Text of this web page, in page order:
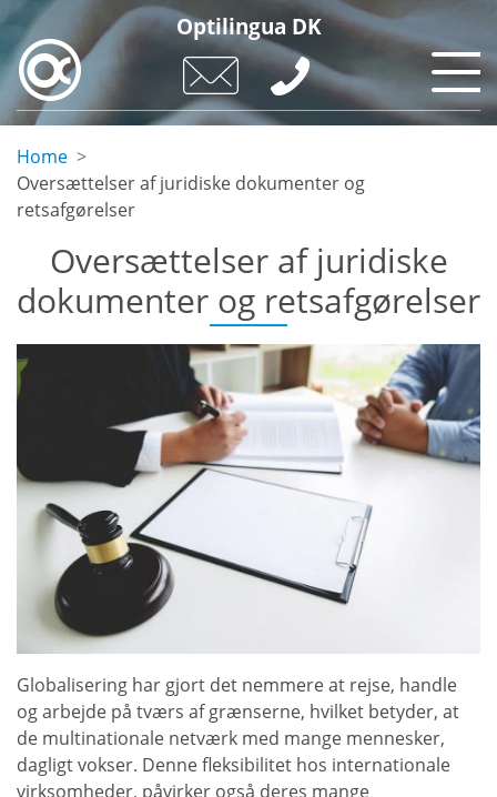
Skip
main
content
Optilingua DK
Home
Oversættelser af juridiske dokumenter og
retsafgørelser
Oversættelser af juridiske
dokumenter og retsafgørelser
Globalisering har gjort det nemmere at rejse, handle
og arbejde på tværs af grænserne, hvilket betyder, at
de multinationale netværk med mange mennesker,
dagligt vokser. Denne fleksibilitet hos internationale
virksomheder, påvirker også deres mange